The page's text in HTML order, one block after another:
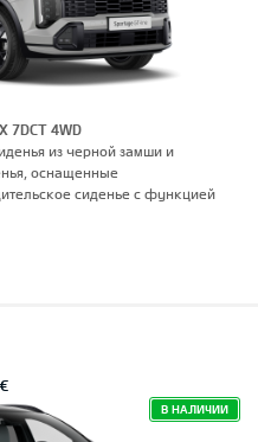
7DCT 4WD
из черной замши и
оснащенные
сиденье с функцией
В НАЛИЧИИ